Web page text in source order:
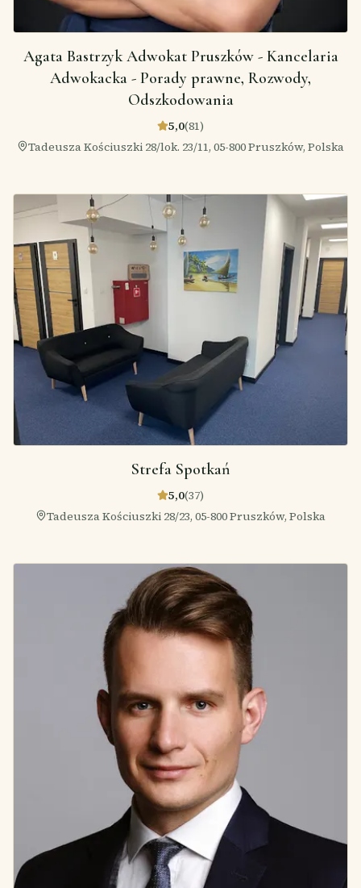
Agata Bastrzyk Adwokat Pruszków - Kancelaria
Adwokacka - Porady prawne, Rozwody,
Odszkodowania
5,0(81)
Tadeusza Kościuszki 28/lok. 23/11, 05-800 Pruszków, Polska
Strefa Spotkań
5,0(37)
Tadeusza Kościuszki 28/23, 05-800 Pruszków, Polska